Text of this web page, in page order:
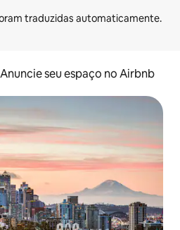
Anuncie seu espaço no Airbnb